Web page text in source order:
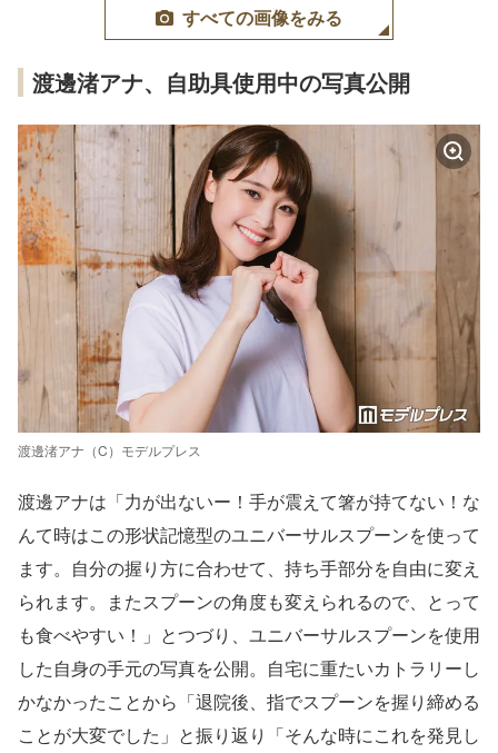
すべての画像をみる
渡邊渚アナ、自助具使用中の写真公開
渡邊渚アナ（C）モデルプレス
渡邊アナは「力が出ないー！手が震えて箸が持てない！な
んて時はこの形状記憶型のユニバーサルスプーンを使って
ます。自分の握り方に合わせて、持ち手部分を自由に変え
られます。またスプーンの角度も変えられるので、とって
も食べやすい！」とつづり、ユニバーサルスプーンを使用
した自身の手元の写真を公開。自宅に重たいカトラリーし
かなかったことから「退院後、指でスプーンを握り締める
ことが大変でした」と振り返り「そんな時にこれを発見し